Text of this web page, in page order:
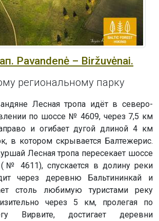
Pavandenė – Biržuvėnai.
региональному парку
Лесная тропа идёт в северо-
по шоссе № 4609, через 7,5 км
и огибает дугой длиной 4 км
в котором скрывается Балтежерис.
Лесная тропа пересекает шоссе
4611), спускается в долину реки
через деревню Бальтининкай и
столь любимую туристами реку
через 5 км, пролегая по
Вирвите, достигает деревни